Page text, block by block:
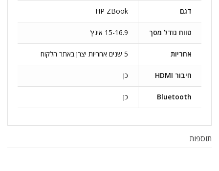
דגם HP ZBook
טווח גודל מסך 15-16.9 אינץ'
אחריות 5 שנים אחריות יצרן באתר הלקוח
חיבור HDMI כן
Bluetooth כן
תוספות